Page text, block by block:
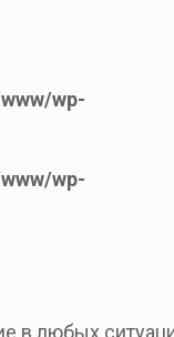
wp-
wp-
в любых